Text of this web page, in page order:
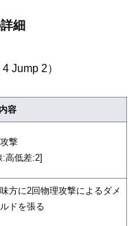
細
Jump 2）
内容
撃
:高低差:2]
方に2回物理攻撃によるダメ
ドを張る